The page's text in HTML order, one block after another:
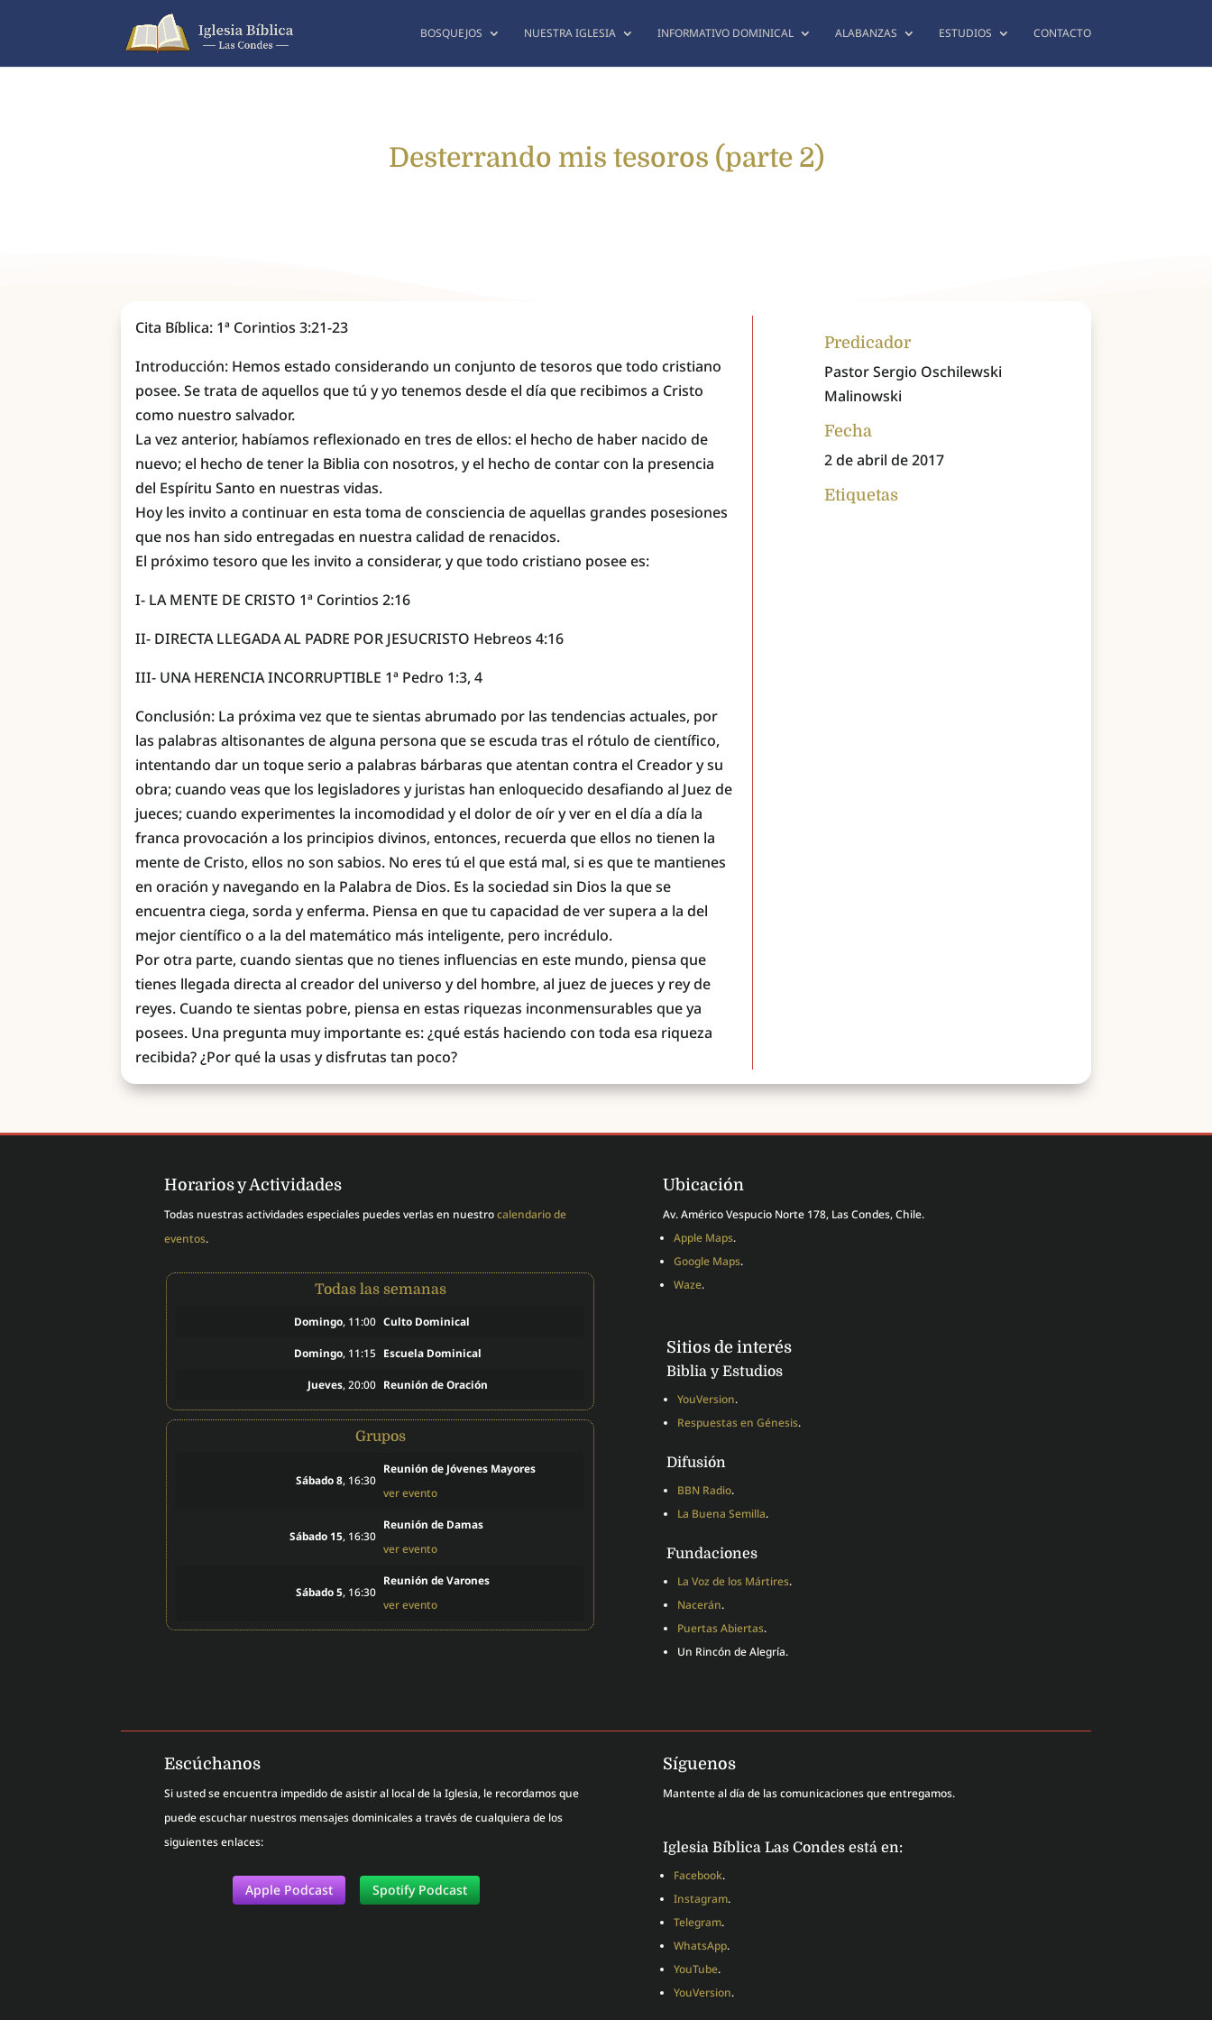
BOSQUEJOS NUESTRA IGLESIA INFORMATIVO DOMINICAL ALABANZAS ESTUDIOS CONTACTO
Desterrando mis tesoros (parte 2)
Cita Bíblica: 1ª Corintios 3:21-23
Introducción: Hemos estado considerando un conjunto de tesoros que todo cristiano
posee. Se trata de aquellos que tú y yo tenemos desde el día que recibimos a Cristo
como nuestro salvador.
La vez anterior, habíamos reflexionado en tres de ellos: el hecho de haber nacido de
nuevo; el hecho de tener la Biblia con nosotros, y el hecho de contar con la presencia
del Espíritu Santo en nuestras vidas.
Hoy les invito a continuar en esta toma de consciencia de aquellas grandes posesiones
que nos han sido entregadas en nuestra calidad de renacidos.
El próximo tesoro que les invito a considerar, y que todo cristiano posee es:
I- LA MENTE DE CRISTO 1ª Corintios 2:16
II- DIRECTA LLEGADA AL PADRE POR JESUCRISTO Hebreos 4:16
III- UNA HERENCIA INCORRUPTIBLE 1ª Pedro 1:3, 4
Conclusión: La próxima vez que te sientas abrumado por las tendencias actuales, por
las palabras altisonantes de alguna persona que se escuda tras el rótulo de científico,
intentando dar un toque serio a palabras bárbaras que atentan contra el Creador y su
obra; cuando veas que los legisladores y juristas han enloquecido desafiando al Juez de
jueces; cuando experimentes la incomodidad y el dolor de oír y ver en el día a día la
franca provocación a los principios divinos, entonces, recuerda que ellos no tienen la
mente de Cristo, ellos no son sabios. No eres tú el que está mal, si es que te mantienes
en oración y navegando en la Palabra de Dios. Es la sociedad sin Dios la que se
encuentra ciega, sorda y enferma. Piensa en que tu capacidad de ver supera a la del
mejor científico o a la del matemático más inteligente, pero incrédulo.
Por otra parte, cuando sientas que no tienes influencias en este mundo, piensa que
tienes llegada directa al creador del universo y del hombre, al juez de jueces y rey de
reyes. Cuando te sientas pobre, piensa en estas riquezas inconmensurables que ya
posees. Una pregunta muy importante es: ¿qué estás haciendo con toda esa riqueza
recibida? ¿Por qué la usas y disfrutas tan poco?
Predicador
Pastor Sergio Oschilewski
Malinowski
Fecha
2 de abril de 2017
Etiquetas
Horarios y Actividades
Todas nuestras actividades especiales puedes verlas en nuestrocalendario de
eventos.
Todas las semanas
Domingo, 11:00 Culto Dominical
Domingo, 11:15 Escuela Dominical
Jueves, 20:00 Reunión de Oración
Grupos
Sábado 8, 16:30
Reunión de Jóvenes Mayores
ver evento
Sábado 15, 16:30
Reunión de Damas
ver evento
Sábado 5, 16:30
Reunión de Varones
ver evento
Ubicación
Av. Américo Vespucio Norte 178, Las Condes, Chile.
Apple Maps.
Google Maps.
Waze.
Sitios de interés
Biblia y Estudios
YouVersion.
Respuestas en Génesis.
Difusión
BBN Radio.
La Buena Semilla.
Fundaciones
La Voz de los Mártires.
Nacerán.
Puertas Abiertas.
Un Rincón de Alegría.
Escúchanos
Si usted se encuentra impedido de asistir al local de la Iglesia, le recordamos que
puede escuchar nuestros mensajes dominicales a través de cualquiera de los
siguientes enlaces:
Apple Podcast Spotify Podcast
Síguenos
Mantente al día de las comunicaciones que entregamos.
Iglesia Bíblica Las Condes está en:
Facebook.
Instagram.
Telegram.
WhatsApp.
YouTube.
YouVersion.